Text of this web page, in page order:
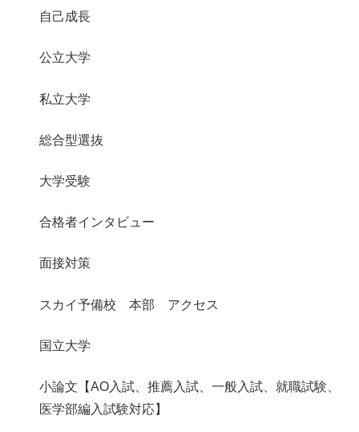
自己成長
公立大学
私立大学
総合型選抜
大学受験
合格者インタビュー
面接対策
スカイ予備校 本部 アクセス
国立大学
小論文【AO入試、推薦入試、一般入試、就職試験、
医学部編入試験対応】